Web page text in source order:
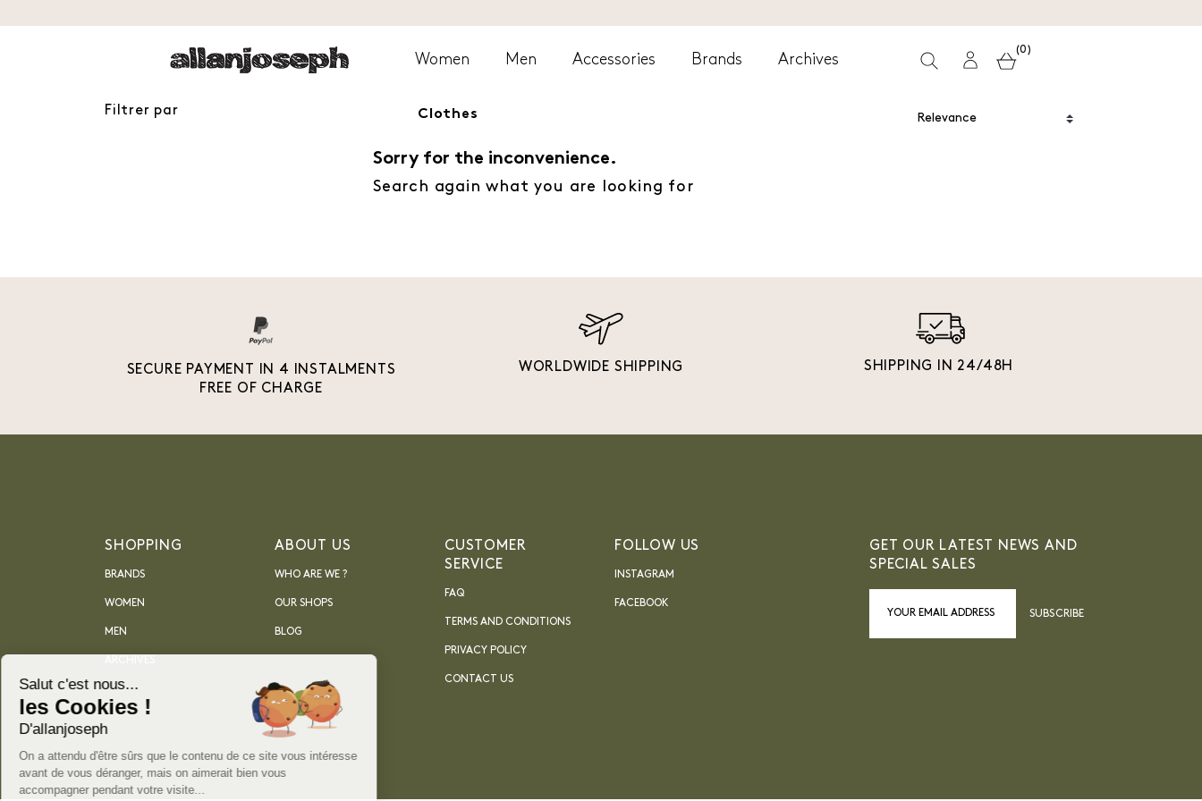
Women Men Accessories Brands Archives
(0)
Clothes
Sorry for the inconvenience.
Search again what you are looking for
Filtrer par
SECURE PAYMENT IN 4 INSTALMENTS
FREE OF CHARGE
WORLDWIDE SHIPPING SHIPPING IN 24/48H
SHOPPING
BRANDS
WOMEN
MEN
ABOUT US
WHO ARE WE ?
OUR SHOPS
BLOG
CUSTOMER
SERVICE
FAQ
TERMS AND CONDITIONS
PRIVACY POLICY
CONTACT US
FOLLOW US
INSTAGRAM
FACEBOOK
GET OUR LATEST NEWS AND
SPECIAL SALES
SUBSCRIBE
Salut c'est nous...
les Cookies !
D'allanjoseph
On a attendu d'être sûrs que le contenu de ce site vous intéresse
avant de vous déranger, mais on aimerait bien vous
accompagner pendant votre visite...